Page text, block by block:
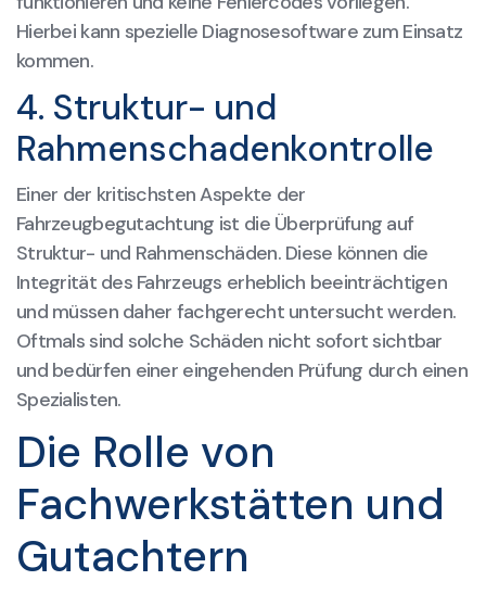
Hierbei kann spezielle Diagnosesoftware zum Einsatz
kommen.
4. Struktur- und
Rahmenschadenkontrolle
Einer der kritischsten Aspekte der
Fahrzeugbegutachtung ist die Überprüfung auf
Struktur- und Rahmenschäden. Diese können die
Integrität des Fahrzeugs erheblich beeinträchtigen
und müssen daher fachgerecht untersucht werden.
Oftmals sind solche Schäden nicht sofort sichtbar
und bedürfen einer eingehenden Prüfung durch einen
Spezialisten.
Die Rolle von
Fachwerkstätten und
Gutachtern